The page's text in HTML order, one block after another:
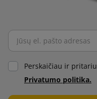
Perskaičiau ir pritariu
Privatumo politika.